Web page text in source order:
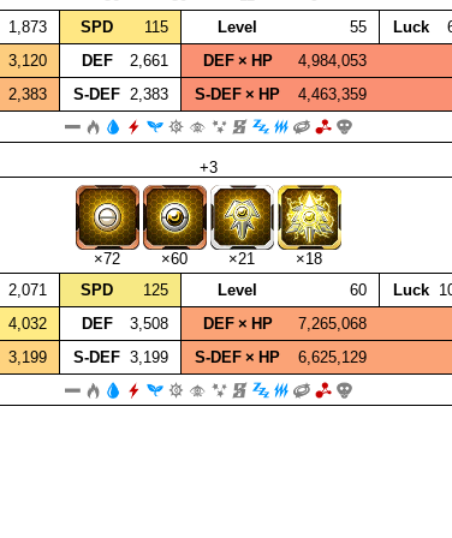
1,873 SPD 115 Level 55 Luck
3,120 DEF 2,661 DEF × HP
4,984,053
2,383 S‑DEF 2,383 S‑DEF × HP 4,463,359
+3
×72 ×60 ×21
×18
2,071 SPD 125 Level 60 Luck
4,032 DEF 3,508 DEF × HP
7,265,068
3,199 S‑DEF 3,199 S‑DEF × HP 6,625,129